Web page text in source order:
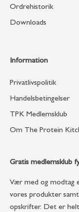
Ordrehistorik
Downloads
Information
Privatlivspolitik
Handelsbetingelser
TPK Medlemsklub
Om The Protein
Gratis medlemsklub
Vær med og modtag
vores produkter
opskrifter. Det er helt